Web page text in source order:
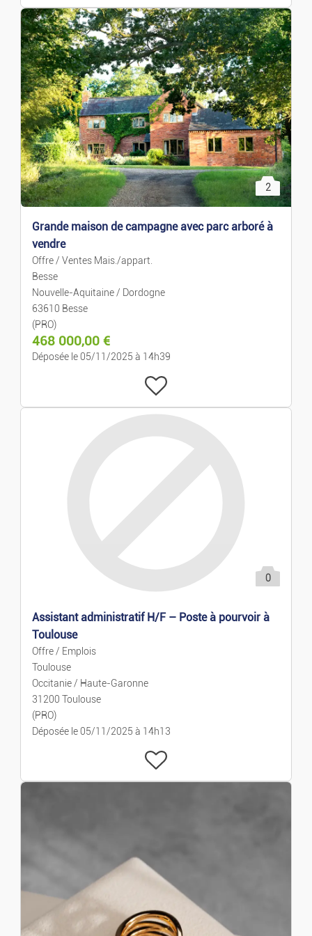
2
Grande maison de campagne avec parc arboré à
vendre
Offre / Ventes Mais./appart.
Besse
Nouvelle-Aquitaine / Dordogne
63610 Besse
(PRO)
468 000,00 €
Déposée le 05/11/2025 à 14h39
0
Assistant administratif H/F – Poste à pourvoir à
Toulouse
Offre / Emplois
Toulouse
Occitanie / Haute-Garonne
31200 Toulouse
(PRO)
Déposée le 05/11/2025 à 14h13